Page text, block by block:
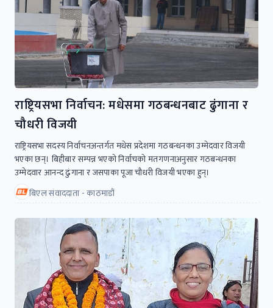
राष्ट्रियसभा निर्वाचन: मधेसमा गठबन्धनबाट ढुंगाना र
चौधरी विजयी
राष्ट्रियसभा सदस्य निर्वाचनअन्तर्गत मधेस प्रदेशमा गठबन्धनका उम्मेदवार विजयी
भएका छन्। बिहीबार सम्पन्न भएकाे निर्वाचकाे मतगणनाअनुसार गठबन्धनका
उम्मेदवार आनन्द ढुंगाना र जसपाका पूजा चौधरी विजयी भएका हुन्।
बिएल संवाददाता - काठमाडौं